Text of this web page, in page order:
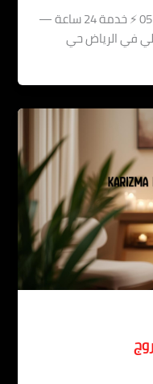
رجوع KARIZMA احجز الآن 0576809243 ⚡ خدمة 24 ساعة —
في الرياض حي